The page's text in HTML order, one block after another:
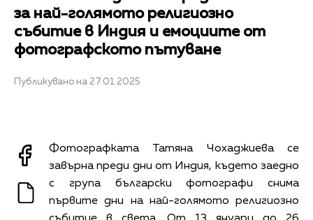
за най-голямото религиозно
събитие в Индия и емоциите от
фотографското пътуване
Публикувано на 27.01.2025
Фотографката Татяна Чохаджиева се
завърна преди дни от Индия, където заедно
с група български фотографи снима
първите дни на най-голямото религиозно